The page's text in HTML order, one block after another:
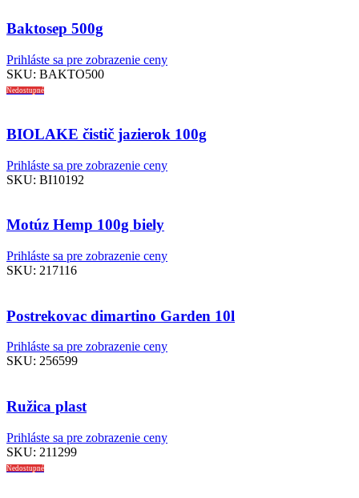
Baktosep 500g
Prihláste sa pre zobrazenie ceny
SKU: BAKTO500
Nedostupné
BIOLAKE čistič jazierok 100g
Prihláste sa pre zobrazenie ceny
SKU: BI10192
Motúz Hemp 100g biely
Prihláste sa pre zobrazenie ceny
SKU: 217116
Postrekovac dimartino Garden 10l
Prihláste sa pre zobrazenie ceny
SKU: 256599
Ružica plast
Prihláste sa pre zobrazenie ceny
SKU: 211299
Nedostupné